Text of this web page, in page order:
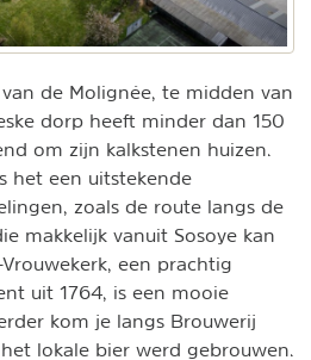
de Molignée, te midden van
dorp heeft minder dan 150
om zijn kalkstenen huizen.
het een uitstekende
zoals de route langs de
makkelijk vanuit Sosoye kan
een prachtig
uit 1764, is een mooie
kom je langs Brouwerij
lokale bier werd gebrouwen.